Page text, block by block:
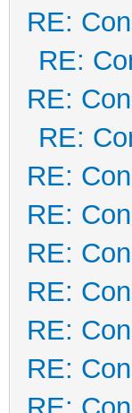
RE:
RE:
RE:
RE:
RE:
RE:
RE:
RE:
RE:
RE: